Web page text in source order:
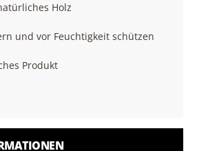
Holz
und vor Feuchtigkeit schützen
Produkt